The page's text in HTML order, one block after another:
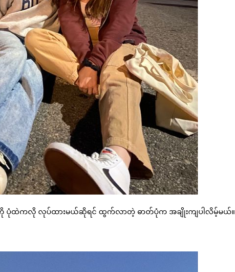
စံကို ပုံထဲကလို လုပ်ထားမယ်ဆိုရင် ထွက်လာတဲ့ ဓာတ်ပုံက အချိုးကျပါလိမ့်မယ်။